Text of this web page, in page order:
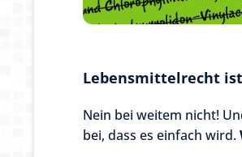
Lebensmittelrecht
Nein bei weitem nicht!
bei, dass es einfach wird.